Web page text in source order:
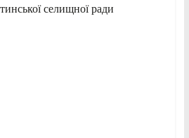
селищної ради